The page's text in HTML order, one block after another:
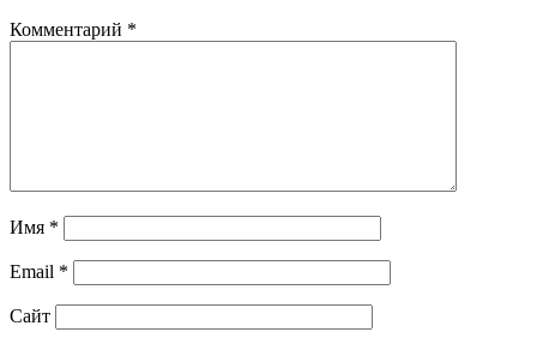
Комментарий *
Имя *
Email *
Сайт